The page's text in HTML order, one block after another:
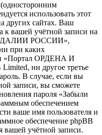
использовать этот
других сайтах. Ваш
к вашей учётной записи на
РОССИИ»,
при каких
«Портал ОРДЕНА И
ни другое третье
В случае, если вы
записи, вы сможете
пароля «Забыли
обеспечением
ваше имя пользователя и
обеспечение phpBB
вашей учётной записи.